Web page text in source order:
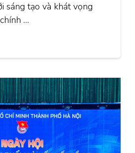
sáng tạo và khát vọng
…